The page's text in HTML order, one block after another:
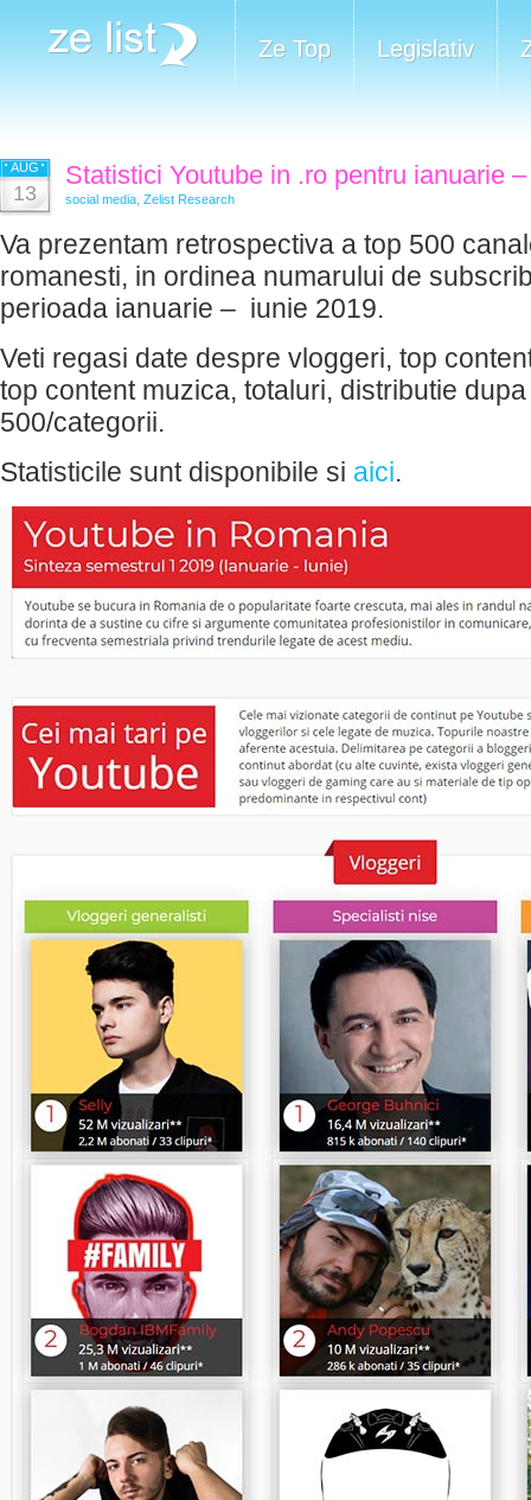
Ze Top Legislativ
AUG
13
Statistici Youtube in .ro pentru ianuarie
social media Zelist Research
Va prezentam retrospectiva a top 500
romanesti, in ordinea numarului de
perioada ianuarie – iunie 2019.
Veti regasi date despre vloggeri, top
top content muzica, totaluri, distributie
500/categorii.
Statisticile sunt disponibile si aici.